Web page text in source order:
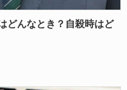
どんなとき？自殺時はど